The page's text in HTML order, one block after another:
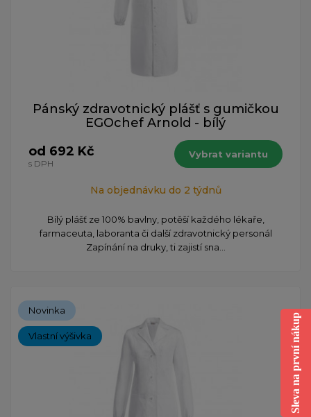
Pánský zdravotnický plášť s gumičkou
EGOchef Arnold - bílý
od 692 Kč
s DPH
Vybrat variantu
Na objednávku do 2 týdnů
Bílý plášť ze 100% bavlny, potěší každého lékaře,
farmaceuta, laboranta či další zdravotnický personál
Zapínání na druky, ti zajistí sna...
Novinka
Vlastní výšivka Sleva na první nákup